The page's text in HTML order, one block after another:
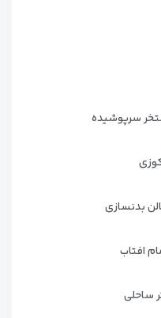
سرپوشیده
بدنسازی
افتاب
ساحلی